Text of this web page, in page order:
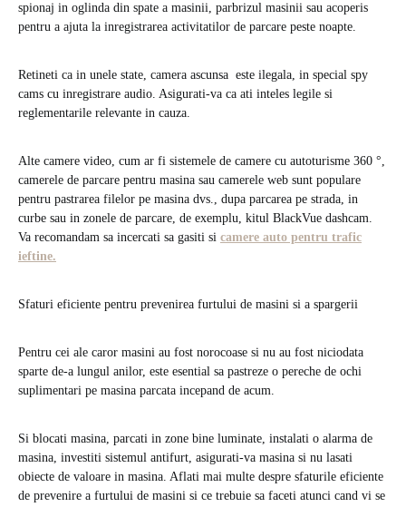
spionaj in oglinda din spate a masinii, parbrizul masinii sau acoperis
pentru a ajuta la inregistrarea activitatilor de parcare peste noapte.
Retineti ca in unele state, camera ascunsa este ilegala, in special spy
cams cu inregistrare audio. Asigurati-va ca ati inteles legile si
reglementarile relevante in cauza.
Alte camere video, cum ar fi sistemele de camere cu autoturisme 360 ​​°,
camerele de parcare pentru masina sau camerele web sunt populare
pentru pastrarea filelor pe masina dvs., dupa parcarea pe strada, in
curbe sau in zonele de parcare, de exemplu, kitul BlackVue dashcam.
Va recomandam sa incercati sa gasiti si camere auto pentru trafic
ieftine.
Sfaturi eficiente pentru prevenirea furtului de masini si a spargerii
Pentru cei ale caror masini au fost norocoase si nu au fost niciodata
sparte de-a lungul anilor, este esential sa pastreze o pereche de ochi
suplimentari pe masina parcata incepand de acum.
Si blocati masina, parcati in zone bine luminate, instalati o alarma de
masina, investiti sistemul antifurt, asigurati-va masina si nu lasati
obiecte de valoare in masina. Aflati mai multe despre sfaturile eficiente
de prevenire a furtului de masini si ce trebuie sa faceti atunci cand vi se